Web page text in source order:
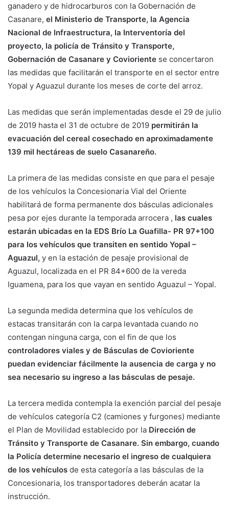
ganadero y de hidrocarburos con la Gobernación de
Casanare, el Ministerio de Transporte, la Agencia
Nacional de Infraestructura, la Interventoría del
proyecto, la policía de Tránsito y Transporte,
Gobernación de Casanare y Covioriente se concertaron
las medidas que facilitarán el transporte en el sector entre
Yopal y Aguazul durante los meses de corte del arroz.
Las medidas que serán implementadas desde el 29 de julio
de 2019 hasta el 31 de octubre de 2019 permitirán la
evacuación del cereal cosechado en aproximadamente
139 mil hectáreas de suelo Casanareño.
La primera de las medidas consiste en que para el pesaje
de los vehículos la Concesionaria Vial del Oriente
habilitará de forma permanente dos básculas adicionales
pesa por ejes durante la temporada arrocera , las cuales
estarán ubicadas en la EDS Brío La Guafilla- PR 97+100
para los vehículos que transiten en sentido Yopal –
Aguazul, y en la estación de pesaje provisional de
Aguazul, localizada en el PR 84+600 de la vereda
Iguamena, para los que vayan en sentido Aguazul – Yopal.
La segunda medida determina que los vehículos de
estacas transitarán con la carpa levantada cuando no
contengan ninguna carga, con el fin de que los
controladores viales y de Básculas de Covioriente
puedan evidenciar fácilmente la ausencia de carga y no
sea necesario su ingreso a las básculas de pesaje.
La tercera medida contempla la exención parcial del pesaje
de vehículos categoría C2 (camiones y furgones) mediante
el Plan de Movilidad establecido por la Dirección de
Tránsito y Transporte de Casanare. Sin embargo, cuando
la Policía determine necesario el ingreso de cualquiera
de los vehículos de esta categoría a las básculas de la
Concesionaria, los transportadores deberán acatar la
instrucción.